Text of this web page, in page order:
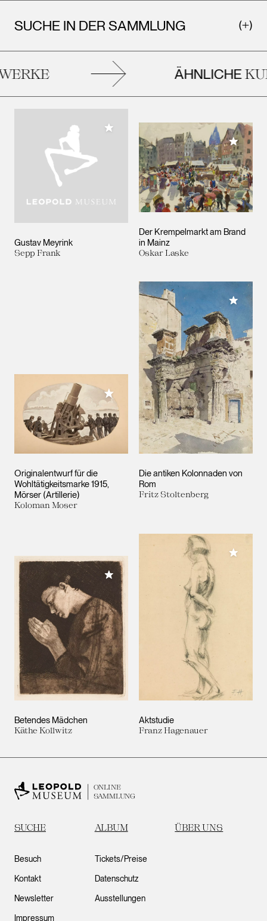
SUCHE IN DER SAMMLUNG
ÄHNLICHE
Gustav Meyrink
Sepp Frank
Meiner Sammlung hinzufügen
Der Krempelmarkt am Brand
in Mainz
Oskar Laske
Meiner
Originalentwurf für die
Wohltätigkeitsmarke 1915,
Mörser (Artillerie)
Koloman Moser
Meiner Sammlung hinzufügen
Die antiken Kolonnaden von
Rom
Fritz Stoltenberg
Meiner
Betendes Mädchen
Käthe Kollwitz
Meiner Sammlung hinzufügen
Aktstudie
Franz Hagenauer
Meiner
ONLINE
SAMMLUNG
SUCHE ALBUM ÜBER UNS
Besuch
Kontakt
Newsletter
Impressum
Tickets/Preise
Datenschutz
Ausstellungen